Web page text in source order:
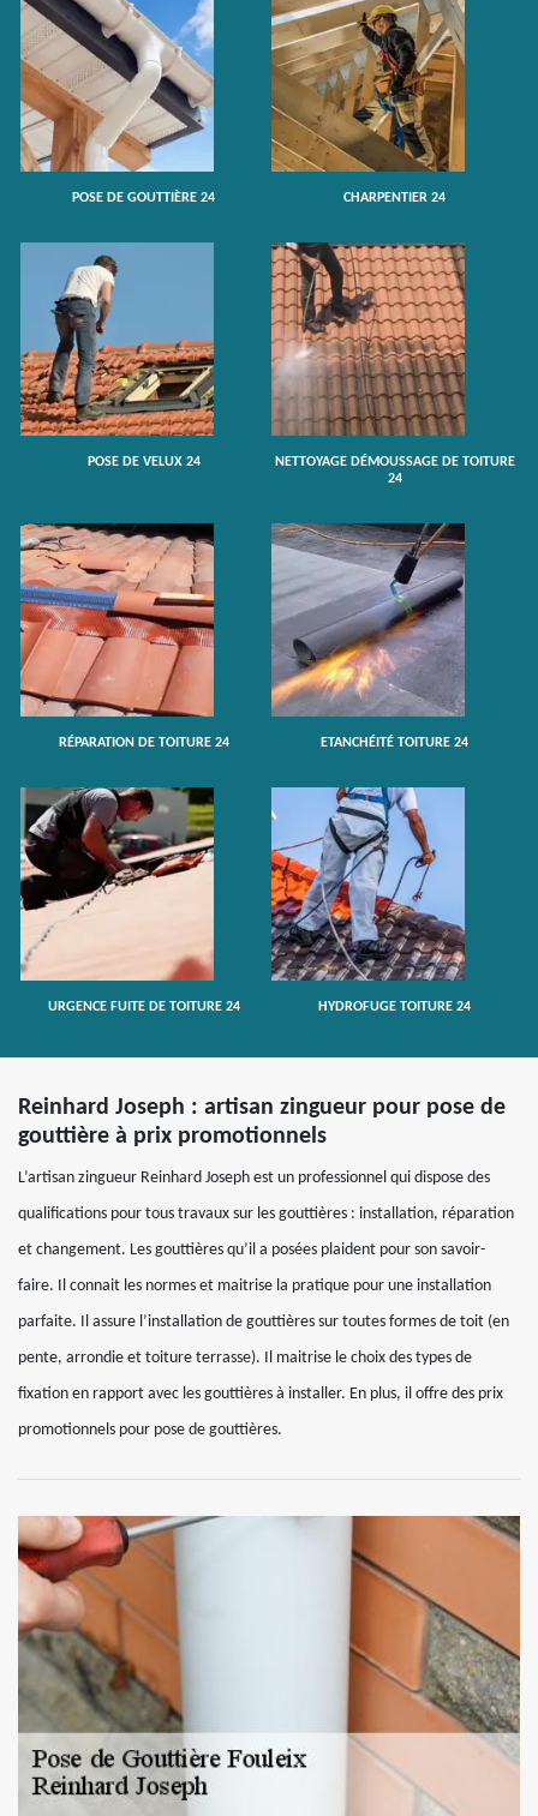
POSE DE GOUTTIÈRE 24 CHARPENTIER 24
POSE DE VELUX 24
NETTOYAGE DÉMOUSSAGE DE TOITURE
24
RÉPARATION DE TOITURE 24 ETANCHÉITÉ TOITURE 24
URGENCE FUITE DE TOITURE 24 HYDROFUGE TOITURE 24
Reinhard Joseph : artisan zingueur pour pose de
gouttière à prix promotionnels
L’artisan zingueur Reinhard Joseph est un professionnel qui dispose des
qualifications pour tous travaux sur les gouttières : installation, réparation
et changement. Les gouttières qu’il a posées plaident pour son savoir-
faire. Il connait les normes et maitrise la pratique pour une installation
parfaite. Il assure l’installation de gouttières sur toutes formes de toit (en
pente, arrondie et toiture terrasse). Il maitrise le choix des types de
fixation en rapport avec les gouttières à installer. En plus, il offre des prix
promotionnels pour pose de gouttières.